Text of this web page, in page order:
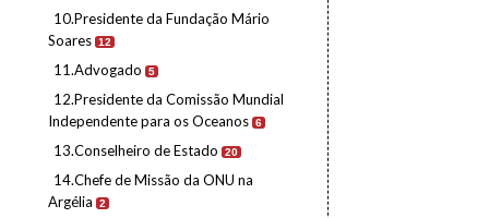
10.Presidente da Fundação Mário
Soares 12
11.Advogado 5
12.Presidente da Comissão Mundial
Independente para os Oceanos 6
13.Conselheiro de Estado 20
14.Chefe de Missão da ONU na
Argélia
2